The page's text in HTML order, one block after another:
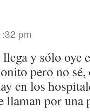
pm
y sólo oye
pero no
en los
llaman por una